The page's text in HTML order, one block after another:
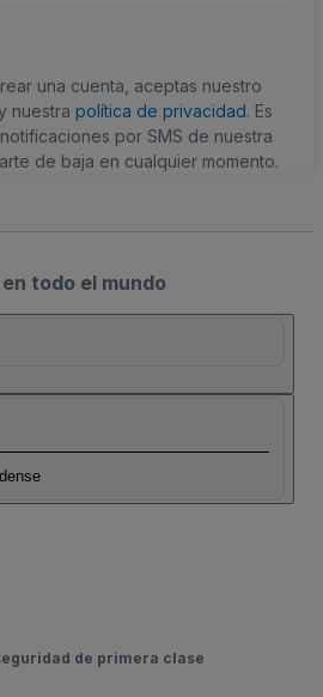
una cuenta, aceptas nuestro
nuestra política de privacidad. Es
por SMS de nuestra
de baja en cualquier momento.
todo el mundo
de primera clase